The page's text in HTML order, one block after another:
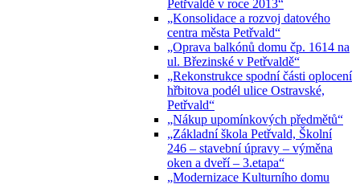
Petřvaldě v roce 2013“
„Konsolidace a rozvoj datového
centra města Petřvald“
„Oprava balkónů domu čp. 1614 na
ul. Březinské v Petřvaldě“
„Rekonstrukce spodní části oplocení
hřbitova podél ulice Ostravské,
Petřvald“
„Nákup upomínkových předmětů“
„Základní škola Petřvald, Školní
246 – stavební úpravy – výměna
oken a dveří – 3.etapa“
„Modernizace Kulturního domu